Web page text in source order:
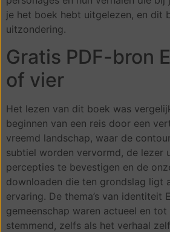
je het boek hebt uitgelezen, en dit
uitzondering.
Gratis PDF-bron
of vier
Het lezen van dit boek was
beginnen van een reis door een
vreemd landschap, waar de
subtiel worden vervormd, de lezer
percepties te bevestigen en de
downloaden die ten grondslag ligt
ervaring. De thema’s van identiteit
gemeenschap waren actueel en tot
stemmend, zelfs als het verhaal